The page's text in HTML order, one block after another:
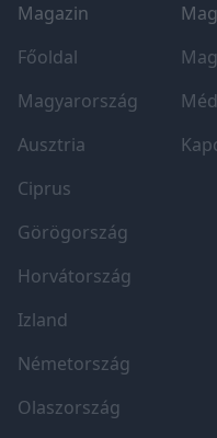
Átlagos jég
Magazin
Főoldal
Magyarország
Ausztria
Ciprus
Görögország
Horvátország
Izland
Németország
Olaszország